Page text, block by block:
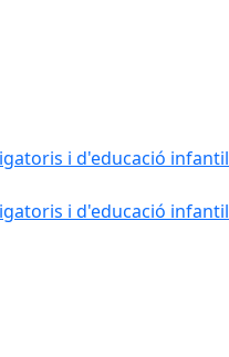
i d'educació infantil
i d'educació infantil